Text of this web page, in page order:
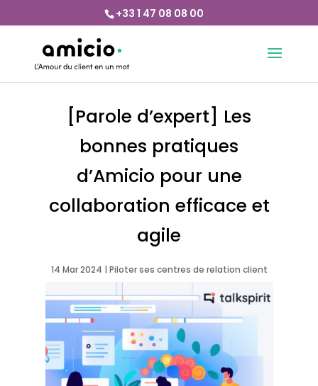
+33 1 47 08 08 00
[Parole d’expert] Les
bonnes pratiques
d’Amicio pour une
collaboration efficace et
agile
14 Mar 2024 | Piloter ses centres de relation client